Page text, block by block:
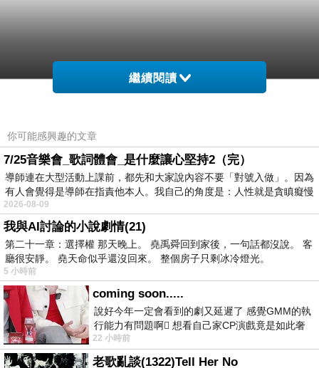
繼續閱讀
你可能感興趣的文章
7/25音樂會_歌詞體會_是什麼讓心堅持2（完）
導師連在大型活動上課前，都先和大家說內容不要「對號入做」。因為
有人會覺得是導師在指責他本人。我自己的角度是：人性就是貪瞋癡慢
2026-08-09
我與AI討論的小說劇情(21)
第二十一章：選擇權 那天晚上。 堯禹舜回到家後，一句話都沒說。 客
廳很安靜。 堯天命似乎還沒回來。 整個房子只剩冰冷燈光。
5 小時前
coming soon.....
說好今年一定會看到的劇又延遲了 感覺GMM的執
行能力有問題啊🫩 想看自己家CP演戲竟是如此奢
侈的事 GMM你說看看啊😑 先把劇放
22 小時前
老歌亂談(1322)Tell Her No